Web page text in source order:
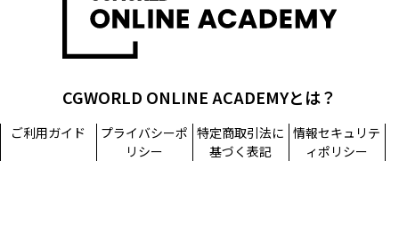
CGWORLD ONLINE ACADEMYとは？
ご利用ガイド
プライバシーポ
リシー
特定商取引法に
基づく表記
情報セキュリテ
ィポリシー